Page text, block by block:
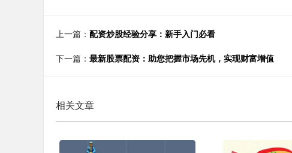
上一篇： 配资炒股经验分享：新手入门必看
下一篇： 最新股票配资：助您把握市场先机，实现财富增值
相关文章